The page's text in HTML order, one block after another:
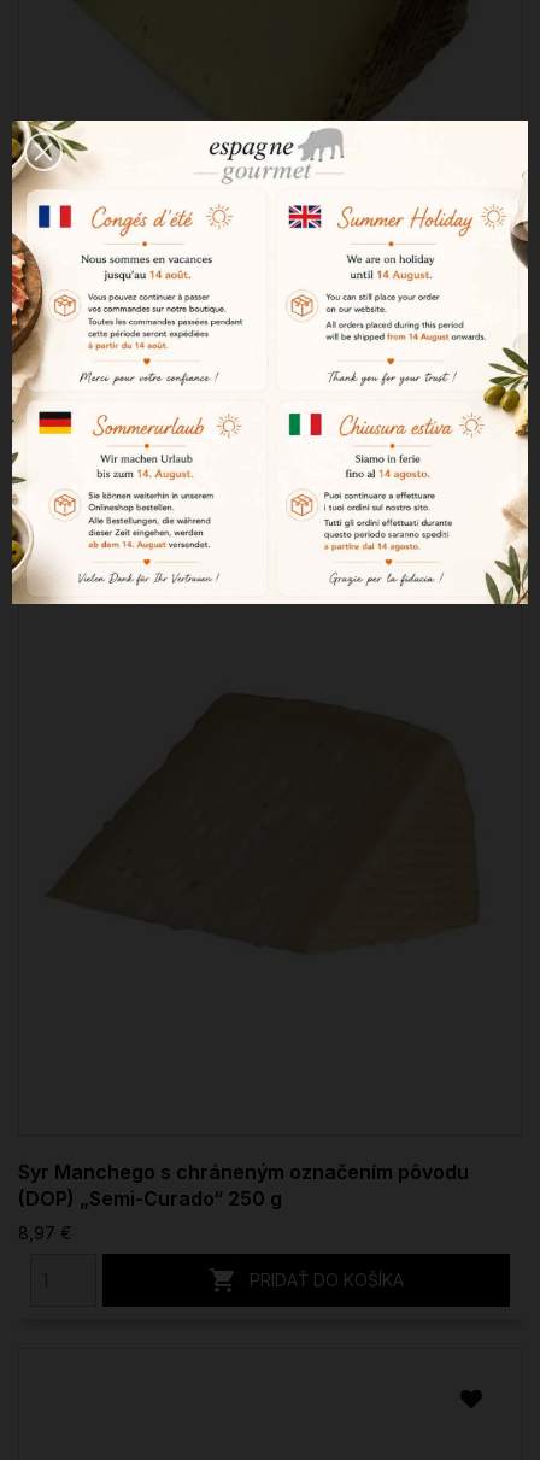
Syr Manchego s chráneným označením pôvodu
(DOP) „zrelý“ 250 g
9,81 €
 PRIDAŤ DO KOŠÍKA
Syr Manchego s chráneným označením pôvodu
(DOP) „Semi-Curado“ 250 g
8,97 €
 PRIDAŤ DO KOŠÍKA